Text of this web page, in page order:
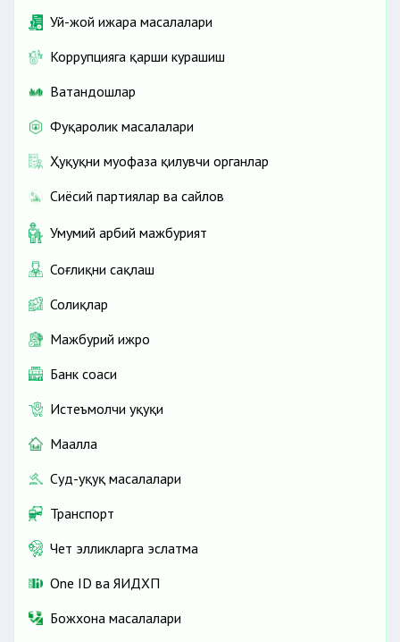
Уй-жой ижара масалалари
Коррупцияга қарши курашиш
Ватандошлар
Фуқаролик масалалари
Ҳуқуқни муҳофаза қилувчи органлар
Сиёсий партиялар ва сайлов
Умумий ҳарбий мажбурият
Соғлиқни сақлаш
Солиқлар
Мажбурий ижро
Банк соҳаси
Истеъмолчи ҳуқуқи
Маҳалла
Суд-ҳуқуқ масалалари
Транспорт
Чет элликларга эслатма
One ID ва ЯИДХП
Божхона масалалари